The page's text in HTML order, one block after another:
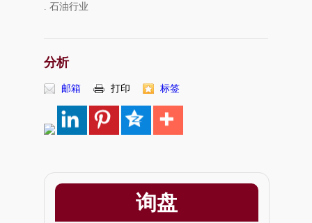
. 石油行业
分析
邮箱 打印 标签
询盘